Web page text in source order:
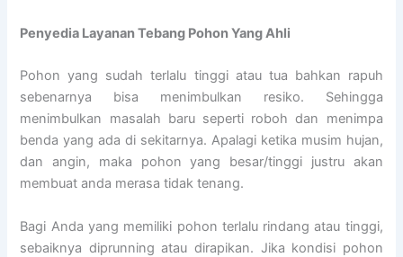
Penyedia Layanan Tebang Pohon Yang Ahli
Pohon yang sudah terlalu tinggi atau tua bahkan rapuh
sebenarnya bisa menimbulkan resiko. Sehingga
menimbulkan masalah baru seperti roboh dan menimpa
benda yang ada di sekitarnya. Apalagi ketika musim hujan,
dan angin, maka pohon yang besar/tinggi justru akan
membuat anda merasa tidak tenang.
Bagi Anda yang memiliki pohon terlalu rindang atau tinggi,
sebaiknya diprunning atau dirapikan. Jika kondisi pohon